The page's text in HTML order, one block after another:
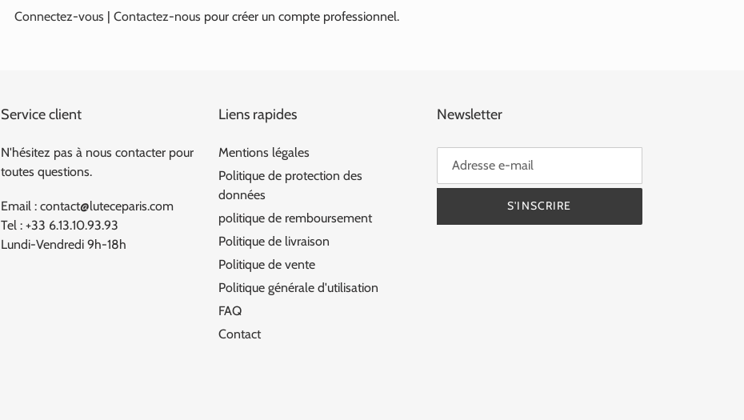
Connectez-vous | Contactez-nous pour créer un compte professionnel.
Service client
N'hésitez pas à nous contacter pour
toutes questions.
Email : contact@luteceparis.com
Tel : +33 6.13.10.93.93
Lundi-Vendredi 9h-18h
Liens rapides
Mentions légales
Politique de protection des
données
politique de remboursement
Politique de livraison
Politique de vente
Politique générale d'utilisation
FAQ
Contact
Newsletter
S'INSCRIRE